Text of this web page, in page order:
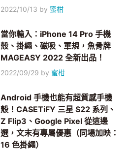
2022/10/13 by 蜜柑
當你輸入：iPhone 14 Pro 手機
殼、掛繩、磁吸、軍規，魚骨牌
MAGEASY 2022 全新出品！
2022/09/29 by 蜜柑
Android 手機也能有超質感手機
殼！CASETiFY 三星 S22 系列、
Z Flip3、Google Pixel 從這邊
選，文末有專屬優惠（同場加映：
16 色掛繩）